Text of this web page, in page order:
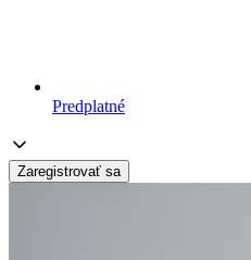
Predplatné
Zaregistrovať sa